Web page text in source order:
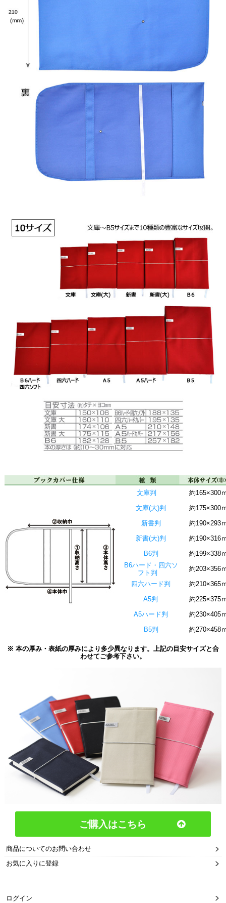
文庫判
約165×300
文庫(大)判
約175×300
新書判
約190×293
新書(大)判
約190×316
B6判
約199×338
B6ハード・四六ソ
フト判
約203×356
四六ハード判
約210×365
A5判
約225×375
A5ハード判
約230×405
B5判
約270×458
※ 本の厚み・表紙の厚みにより多少異なります。上記の目安サイズと合
わせてご参考下さい。
ご購入はこちら
商品についてのお問い合わせ
お気に入りに登録
ログイン